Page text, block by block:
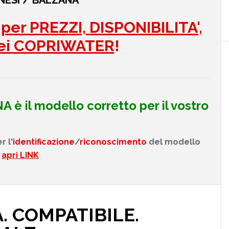
PREZZI, DISPONIBILITA',
COPRIWATER!
è il modello corretto per il vostro
l'identificazione/riconoscimentodel modello
LINK
COMPATIBILE.